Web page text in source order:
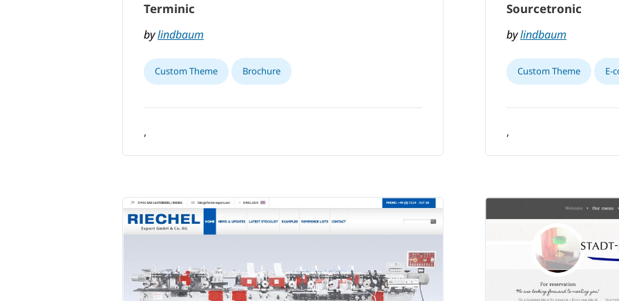
Terminic
bylindbaum
Custom Theme Brochure
,
Sourcetronic
bylindbaum
Custom Theme E-
,